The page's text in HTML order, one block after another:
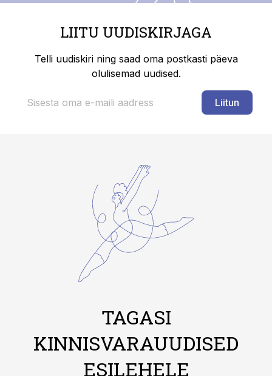
LIITU UUDISKIRJAGA
Telli uudiskiri ning saad oma postkasti päeva
olulisemad uudised.
Liitun
TAGASI
KINNISVARAUUDISED
ESILEHELE